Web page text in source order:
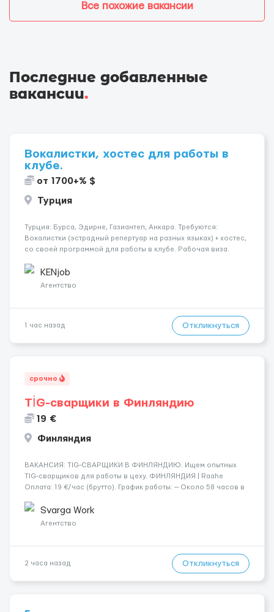
Все похожие вакансии
Последние добавленные
вакансии.
Вокалистки, хостес для работы в
клубе.
от 1700+% $
Турция
Турция: Бурса, Эдирне, Газиантеп, Анкара. Требуются:
Вокалистки (эстрадный репертуар на разных языках) + хостеc,
со своей программой для работы в клубе. Рабочая виза.
одного до трех месяцев. Мед. страховка. Высокая зарплат...
KENjob
Агентство
1 час назад Откликнуться
срочно
TİG-сварщики в Финляндию
19 €
Финляндия
​​ВАКАНСИЯ: TIG-СВАРЩИКИ В ФИНЛЯНДИЮ. Ищем опытных
TIG-сварщиков для работы в цеху. ФИНЛЯНДИЯ | Raahe
Оплата: 19 €/час (брутто). График работы: — Около 58 часов в
переработки. Дата начала: — Как можно скорее....
Svarga Work
Агентство
2 часа назад Откликнуться